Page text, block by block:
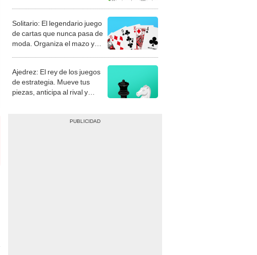
Solitario: El legendario juego
de cartas que nunca pasa de
moda. Organiza el mazo y
Ajedrez: El rey de los juegos
de estrategia. Mueve tus
piezas, anticipa al rival y